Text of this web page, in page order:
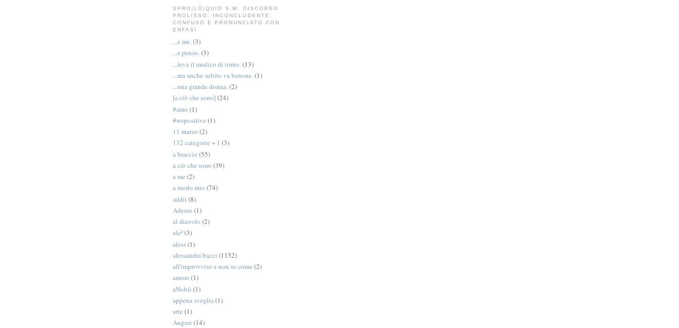
SPRO|LÒ|QUIO S.M. DISCORSO
PROLISSO, INCONCLUDENTE,
CONFUSO E PRONUNCIATO CON
ENFASI
...e me.(3)
...e penso.(3)
...leva il medico di torno.(13)
...ma anche subito va benone.(1)
...una grande donna.(2)
[a ciò che sono] (24)
#amo (1)
#wepositive (1)
11 marzo (2)
132 categorie + 1 (3)
a braccio (55)
a ciò che sono (39)
a me (2)
a modo mio (74)
addii (8)
Adesso (1)
al diavolo (2)
ale²(3)
aless(1)
alessandra bacci (1152)
all'improvviso e non so come (2)
amore (1)
aNobii (1)
appena sveglia(1)
arte (1)
Auguri (14)